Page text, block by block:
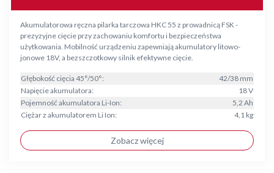
Akumulatorowa ręczna pilarka tarczowa HKC 55 z prowadnicą FSK -
prezyzyjne cięcie przy zachowaniu komfortu i bezpieczeństwa
użytkowania. Mobilność urządzeniu zapewniają akumulatory litowo-
jonowe 18V, a bezszczotkowy silnik efektywne cięcie.
Głębokość cięcia 45°/50°:
42/38 mm
Napięcie akumulatora:
18 V
Pojemność akumulatora Li-Ion:
5,2 Ah
Ciężar z akumulatorem Li Ion:
4,1 kg
Zobacz więcej